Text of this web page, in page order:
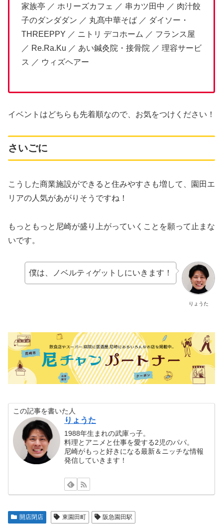
家族亭 ／ ホリーズカフェ ／ 串カツ田中 ／ 肉汁餃
子のダンダダン ／ 丸髙中華そば ／ ダイソー・
THREEPPY ／ ニトリ デコホーム ／ フランス屋
／ Re.Ra.Ku ／ あい鍼灸院・接骨院 ／ 理容サービ
ス ／ ウィズヘアー
イベントはどちらも先着順なので、お気をつけください！
さいごに
こうした商業施設ができると住みやすさも増して、園田エ
リアの人気があがりそうですね！
もっともっと尼崎が盛り上がっていくことを願って止まな
いです。
りょうた
僕は、ノベルティゲットしにいきます！
この記事を書いた人
りょうた
1988年生まれの武庫っ子。
料理とアニメと仕事を愛する2児のパパ。
尼崎がもっと好きになる最新＆ニッチな情報
発信していきます！
開店閉店 東園田町 阪急園田駅